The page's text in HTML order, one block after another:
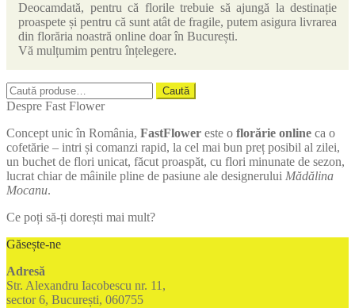
Deocamdată, pentru că florile trebuie să ajungă la destinație
proaspete și pentru că sunt atât de fragile, putem asigura livrarea
din florăria noastră online doar în București.
Vă mulțumim pentru înțelegere.
Caută
după:
Caută
Despre Fast Flower
Concept unic în România, FastFlower este o florărie online ca o
cofetărie – intri și comanzi rapid, la cel mai bun preț posibil al zilei,
un buchet de flori unicat, făcut proaspăt, cu flori minunate de sezon,
lucrat chiar de mâinile pline de pasiune ale designerului Mădălina
Mocanu.
Ce poți să-ți dorești mai mult?
Găsește-ne
Adresă
Str. Alexandru Iacobescu nr. 11,
sector 6, București, 060755